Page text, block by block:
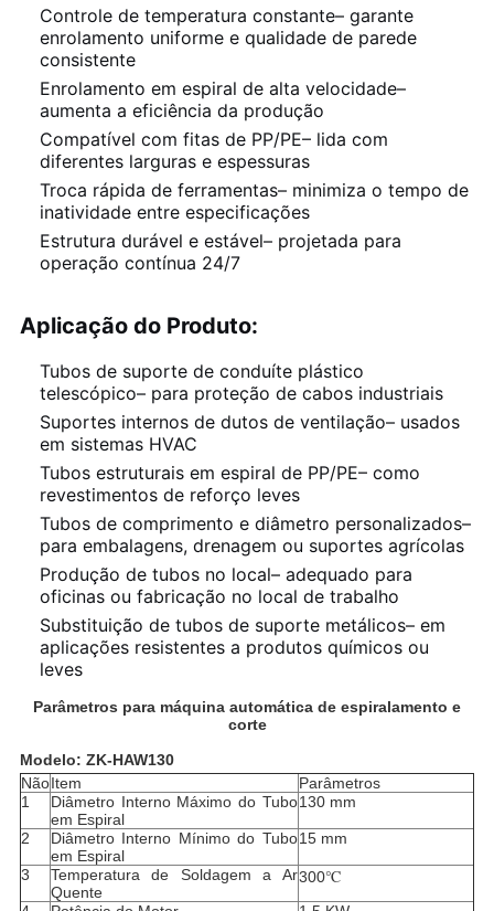
Controle de temperatura constante– garante
enrolamento uniforme e qualidade de parede
consistente
Enrolamento em espiral de alta velocidade–
aumenta a eficiência da produção
Compatível com fitas de PP/PE– lida com
diferentes larguras e espessuras
Troca rápida de ferramentas– minimiza o tempo de
inatividade entre especificações
Estrutura durável e estável– projetada para
operação contínua 24/7
Aplicação do Produto:
Tubos de suporte de conduíte plástico
telescópico– para proteção de cabos industriais
Suportes internos de dutos de ventilação– usados
em sistemas HVAC
Tubos estruturais em espiral de PP/PE– como
revestimentos de reforço leves
Tubos de comprimento e diâmetro personalizados–
para embalagens, drenagem ou suportes agrícolas
Produção de tubos no local– adequado para
oficinas ou fabricação no local de trabalho
Substituição de tubos de suporte metálicos– em
aplicações resistentes a produtos químicos ou
leves
Parâmetros para máquina automática de espiralamento e
corte
Modelo: ZK-HAW130
NãoItem
Parâmetros
1
Diâmetro Interno Máximo do Tubo
em Espiral
130 mm
2
Diâmetro Interno Mínimo do Tubo
em Espiral
15 mm
3
Temperatura de Soldagem a Ar
Quente
300℃